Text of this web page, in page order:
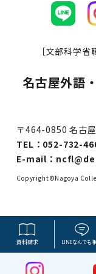
資料請求 LINEなんでも
［文部科学
名古屋外語
〒464-0850 名古
TEL： 052-732-
E-mail：
Copyright©Nagoya